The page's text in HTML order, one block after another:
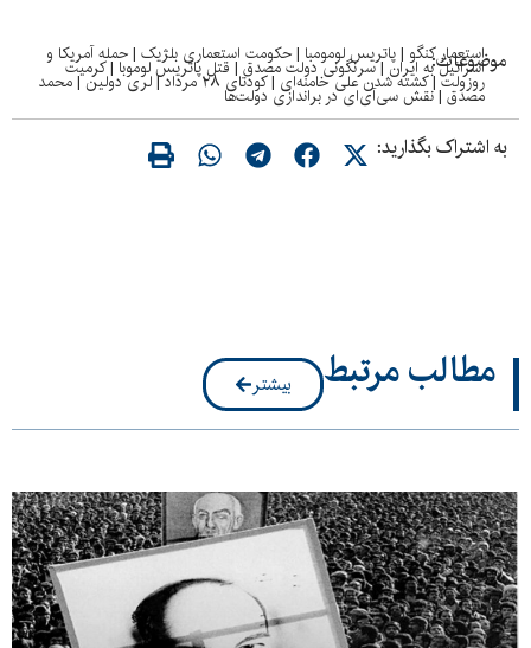
موضوعات:
استعمار کنگو |پاتریس لومومبا |حکومت استعماری بلژیک|حمله آمریکا و
اسرائیل به ایران |سرنگونی دولت مصدق| قتل پاتریس لوموبا |کرمیت
روزولت|کشته شدن علی خامنه‌ای |کودتای ۲۸ مرداد |لری دولین|محمد
مصدق|نقش سی‌آی‌ای در براندازی دولت‌ها
به اشتراک بگذارید:
مطالب مرتبط بیشتر